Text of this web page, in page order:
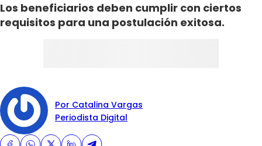
Los beneficiarios deben cumplir con ciertos
requisitos para una postulación exitosa.
Por Catalina Vargas
Periodista Digital